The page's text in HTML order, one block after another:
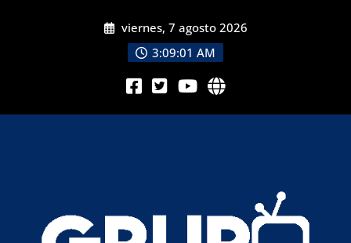
viernes, 7 agosto 2026
3:09:03 AM